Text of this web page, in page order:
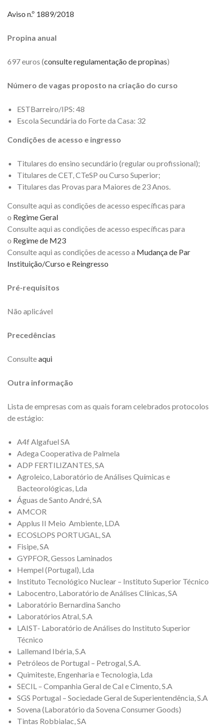
Aviso n.º 1889/2018
Propina anual
697 euros (consulte regulamentação de propinas)
Número de vagas proposto na criação do curso
ESTBarreiro/IPS: 48
Escola Secundária do Forte da Casa: 32
Condições de acesso e ingresso
Titulares do ensino secundário (regular ou profissional);
Titulares de CET, CTeSP ou Curso Superior;
Titulares das Provas para Maiores de 23 Anos.
Consulte aqui as condições de acesso específicas para
o Regime Geral
Consulte aqui as condições de acesso específicas para
o Regime de M23
Consulte aqui as condições de acesso a Mudança de Par
Instituição/Curso e Reingresso
Pré-requisitos
Não aplicável
Precedências
Consulteaqui
Outra informação
Lista de empresas com as quais foram celebrados protocolos
de estágio:
A4f Algafuel SA
Adega Cooperativa de Palmela
ADP FERTILIZANTES, SA
Agroleico, Laboratório de Análises Químicas e
Bacteorológicas, Lda
Águas de Santo André, SA
AMCOR
Applus II Meio Ambiente, LDA
ECOSLOPS PORTUGAL, SA
Fisipe, SA
GYPFOR, Gessos Laminados
Hempel (Portugal), Lda
Instituto Tecnológico Nuclear – Instituto Superior Técnico
Labocentro, Laboratório de Análises Clínicas, SA
Laboratório Bernardina Sancho
Laboratórios Atral, S.A
LAIST- Laboratório de Análises do Instituto Superior
Técnico
Lallemand Ibéria, S.A
Petróleos de Portugal – Petrogal, S.A.
Quimiteste, Engenharia e Tecnologia, Lda
SECIL – Companhia Geral de Cal e Cimento, S.A
SGS Portugal – Sociedade Geral de Superientendência, S.A
Sovena (Laboratório da Sovena Consumer Goods)
Tintas Robbialac, SA